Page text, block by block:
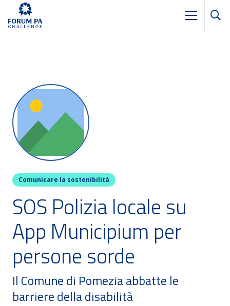
Comunicare la sostenibilità
SOS Polizia locale su
App Municipium per
persone sorde
Il Comune di Pomezia abbatte le
barriere della disabilità